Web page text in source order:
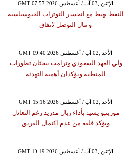
GMT 07:57 2026 الإثنين ,03 آب / أغسطس
النفط يهبط مع انحسار التوترات الجيوسياسية
وآمال التوصل لاتفاق
GMT 09:40 2026 الأحد ,02 آب / أغسطس
ولي العهد السعودي وترامب يبحثان تطورات
المنطقة ويؤكدان أهمية التهدئة
GMT 15:16 2026 الأحد ,02 آب / أغسطس
مورينيو يشيد بأداء ريال مدريد رغم التعادل
ويؤكد قلقه من عدم اكتمال الفريق
GMT 10:19 2026 الإثنين ,03 آب / أغسطس